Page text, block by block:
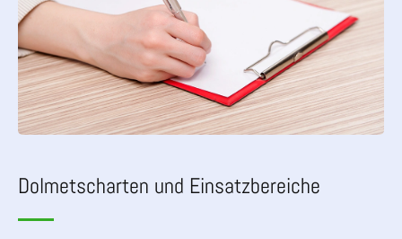
Dolmetscharten und Einsatzbereiche